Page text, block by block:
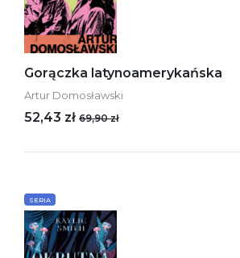
Gorączka latynoamerykańska
Artur Domosławski
52,43 zł 69,90 zł
SERIA